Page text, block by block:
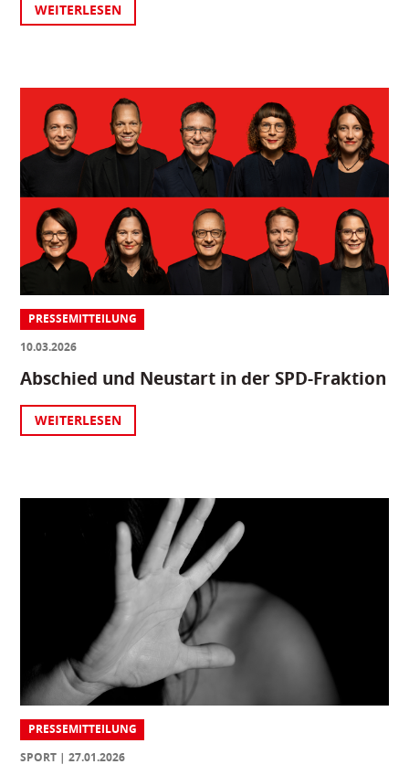
WEITERLESEN
PRESSEMITTEILUNG
10.03.2026
Abschied und Neustart in der SPD-Fraktion
WEITERLESEN
PRESSEMITTEILUNG
SPORT
27.01.2026